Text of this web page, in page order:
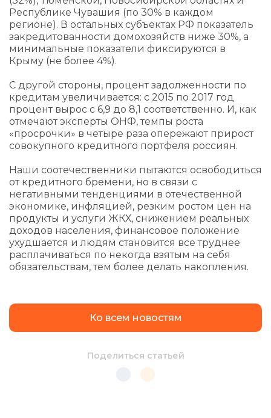
Республике Чувашия (по 30% в каждом
регионе). В остальных субъектах РФ показатель
закредитованности домохозяйств ниже 30%, а
минимальные показатели фиксируются в
Крыму (не более 4%).
С другой стороны, процент задолженности по
кредитам увеличивается: с 2015 по 2017 год
процент вырос с 6,9 до 8,1 соответственно. И, как
отмечают эксперты ОНФ, темпы роста
«просрочки» в четыре раза опережают прирост
совокупного кредитного портфеля россиян.
Наши соотечественники пытаются освободиться
от кредитного бремени, но в связи с
негативными тенденциями в отечественной
экономике, инфляцией, резким ростом цен на
продукты и услуги ЖКХ, снижением реальных
доходов населения, финансовое положение
ухудшается и людям становится все труднее
расплачиваться по некогда взятым на себя
обязательствам, тем более делать накопления.
Ко всем новостям
Поделиться статьей